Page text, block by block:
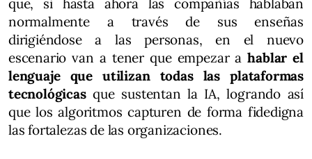
normalmente a través de sus enseñas
dirigiéndose a las personas, en el nuevo
escenario van a tener que empezar ahablar el
lenguaje que utilizan todas las plataformas
tecnológicasque sustentan la IA, logrando así
que los algoritmos capturen de forma fidedigna
las fortalezas de las organizaciones.